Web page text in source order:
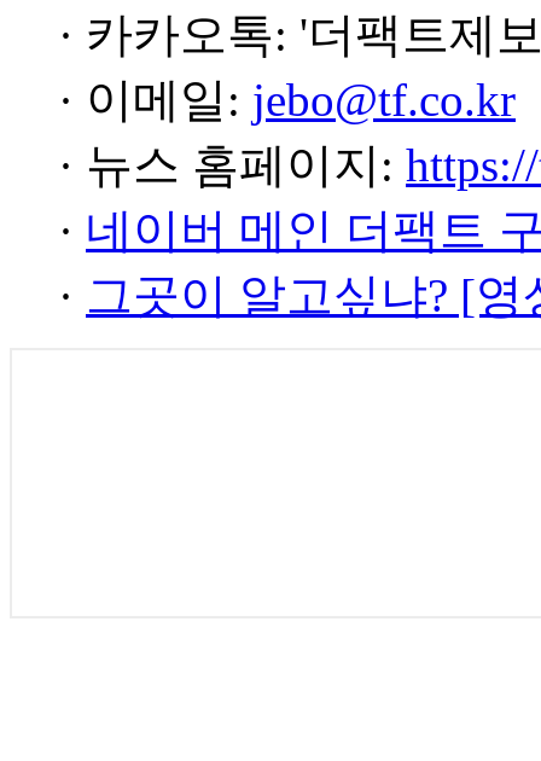
· 카카오톡: '더팩트제
· 이메일: jebo@tf.co.kr
· 뉴스 홈페이지:
· 네이버 메인 더팩트
· 그곳이 알고싶냐? [